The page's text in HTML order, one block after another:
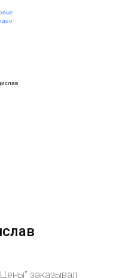
заказывал